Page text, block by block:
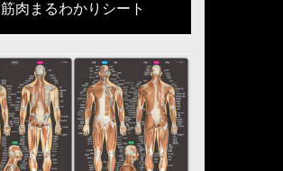
筋肉まるわかりシート